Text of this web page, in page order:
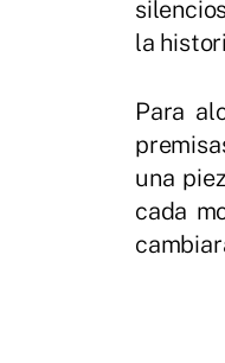
la
Para
una
cada